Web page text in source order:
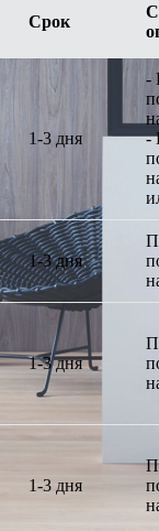
Срок
1-3 дня
-
-
1-3 дня
1-3 дня
1-3 дня